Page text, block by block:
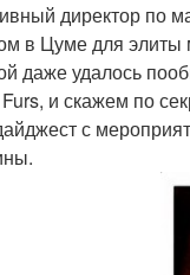
директор по
в Цуме для элиты
даже удалось
и скажем по
с